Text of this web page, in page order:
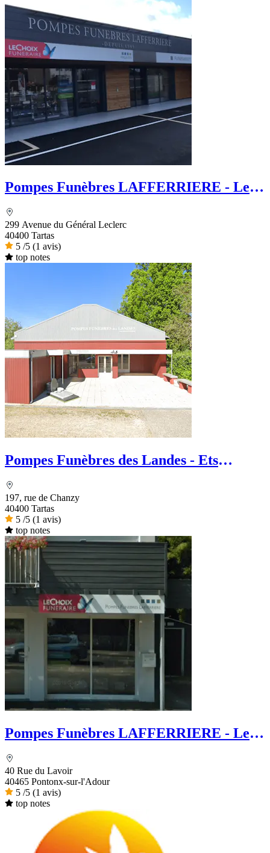
Pompes Funèbres LAFFERRIERE - Le
299 Avenue du Général Leclerc
40400 Tartas
5 /5 (1 avis)
top notes
Pompes Funèbres des Landes - Ets
197, rue de Chanzy
40400 Tartas
5 /5 (1 avis)
top notes
Pompes Funèbres LAFFERRIERE - Le
40 Rue du Lavoir
40465 Pontonx-sur-l'Adour
5 /5 (1 avis)
top notes